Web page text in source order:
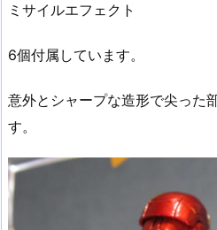
ミサイルエフェクト
6個付属しています。
意外とシャープな造形で尖った
す。